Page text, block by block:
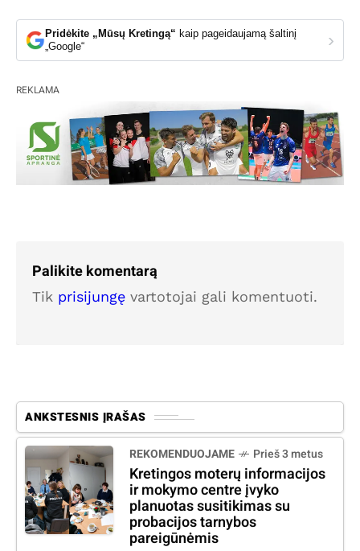
Pridėkite „Mūsų Kretingą“ kaip pageidaujamą šaltinį
„Google“
›
REKLAMA
Palikite komentarą
Tik prisijungę vartotojai gali komentuoti.
ANKSTESNIS ĮRAŠAS
REKOMENDUOJAME Prieš 3 metus
Kretingos moterų informacijos
ir mokymo centre įvyko
planuotas susitikimas su
probacijos tarnybos
pareigūnėmis